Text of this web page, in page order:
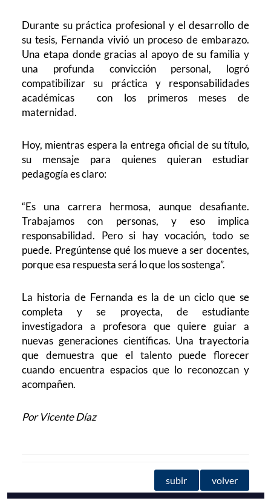
Durante su práctica profesional y el desarrollo de
su tesis, Fernanda vivió un proceso de embarazo.
Una etapa donde gracias al apoyo de su familia y
una profunda convicción personal, logró
compatibilizar su práctica y responsabilidades
académicas con los primeros meses de
maternidad.
Hoy, mientras espera la entrega oficial de su título,
su mensaje para quienes quieran estudiar
pedagogía es claro:
“Es una carrera hermosa, aunque desafiante.
Trabajamos con personas, y eso implica
responsabilidad. Pero si hay vocación, todo se
puede. Pregúntense qué los mueve a ser docentes,
porque esa respuesta será lo que los sostenga”.
La historia de Fernanda es la de un ciclo que se
completa y se proyecta, de estudiante
investigadora a profesora que quiere guiar a
nuevas generaciones científicas. Una trayectoria
que demuestra que el talento puede florecer
cuando encuentra espacios que lo reconozcan y
acompañen.
Por Vicente Díaz
subir volver